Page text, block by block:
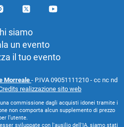
siamo
un evento
il tuo evento
Morreale - P.IVA 09051111210 - cc nc nd
realizzazione sito web
commissione dagli acquisti idonei tramite i
non comporta alcun supplemento di prezzo
l’utente.
sviluppate con l'ausilio dell'IA, siamo stati